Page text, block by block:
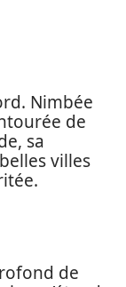
Nimbée
de
sa
villes
de